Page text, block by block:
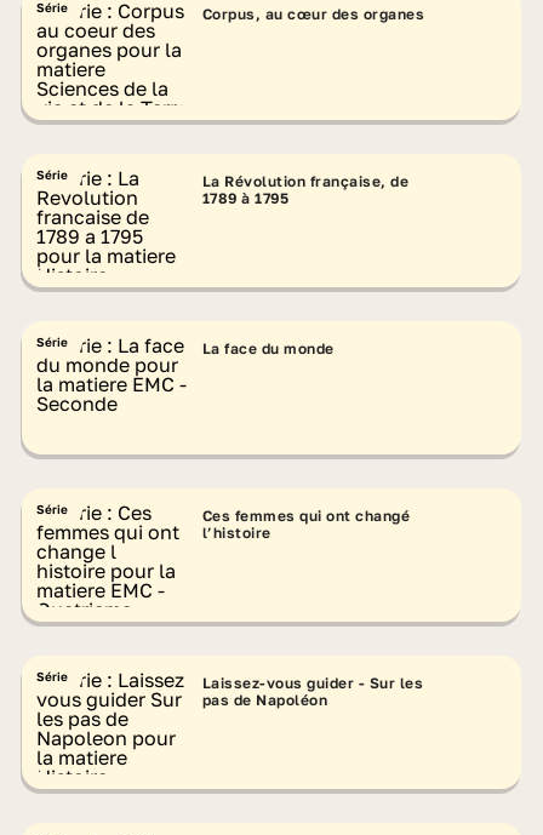
Série Corpus, au cœur des organes
Série
La Révolution française, de
1789 à 1795
Série La face du monde
Série
Ces femmes qui ont changé
l’histoire
Série
Laissez-vous guider - Sur les
pas de Napoléon